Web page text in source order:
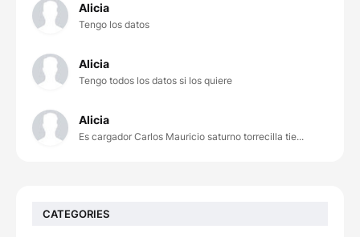
Alicia
Tengo los datos
Alicia
Tengo todos los datos si los quiere
Alicia
Es cargador Carlos Mauricio saturno torrecilla tie...
CATEGORIES